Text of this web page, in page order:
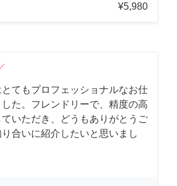
¥5,980
てもプロフェッショナルなお仕
た。フレンドリーで、精度の高
いただき、どうもありがとうご
合いに紹介したいと思いまし